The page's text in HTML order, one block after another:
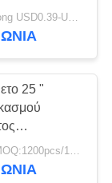
36
FOB Hongkong USD0.39-USD0.59 per piece MOQ:12000pcs/1000ctns
25 "
MPA
Negotiable MOQ:1200pcs/100ctns για κάθε χρώμα